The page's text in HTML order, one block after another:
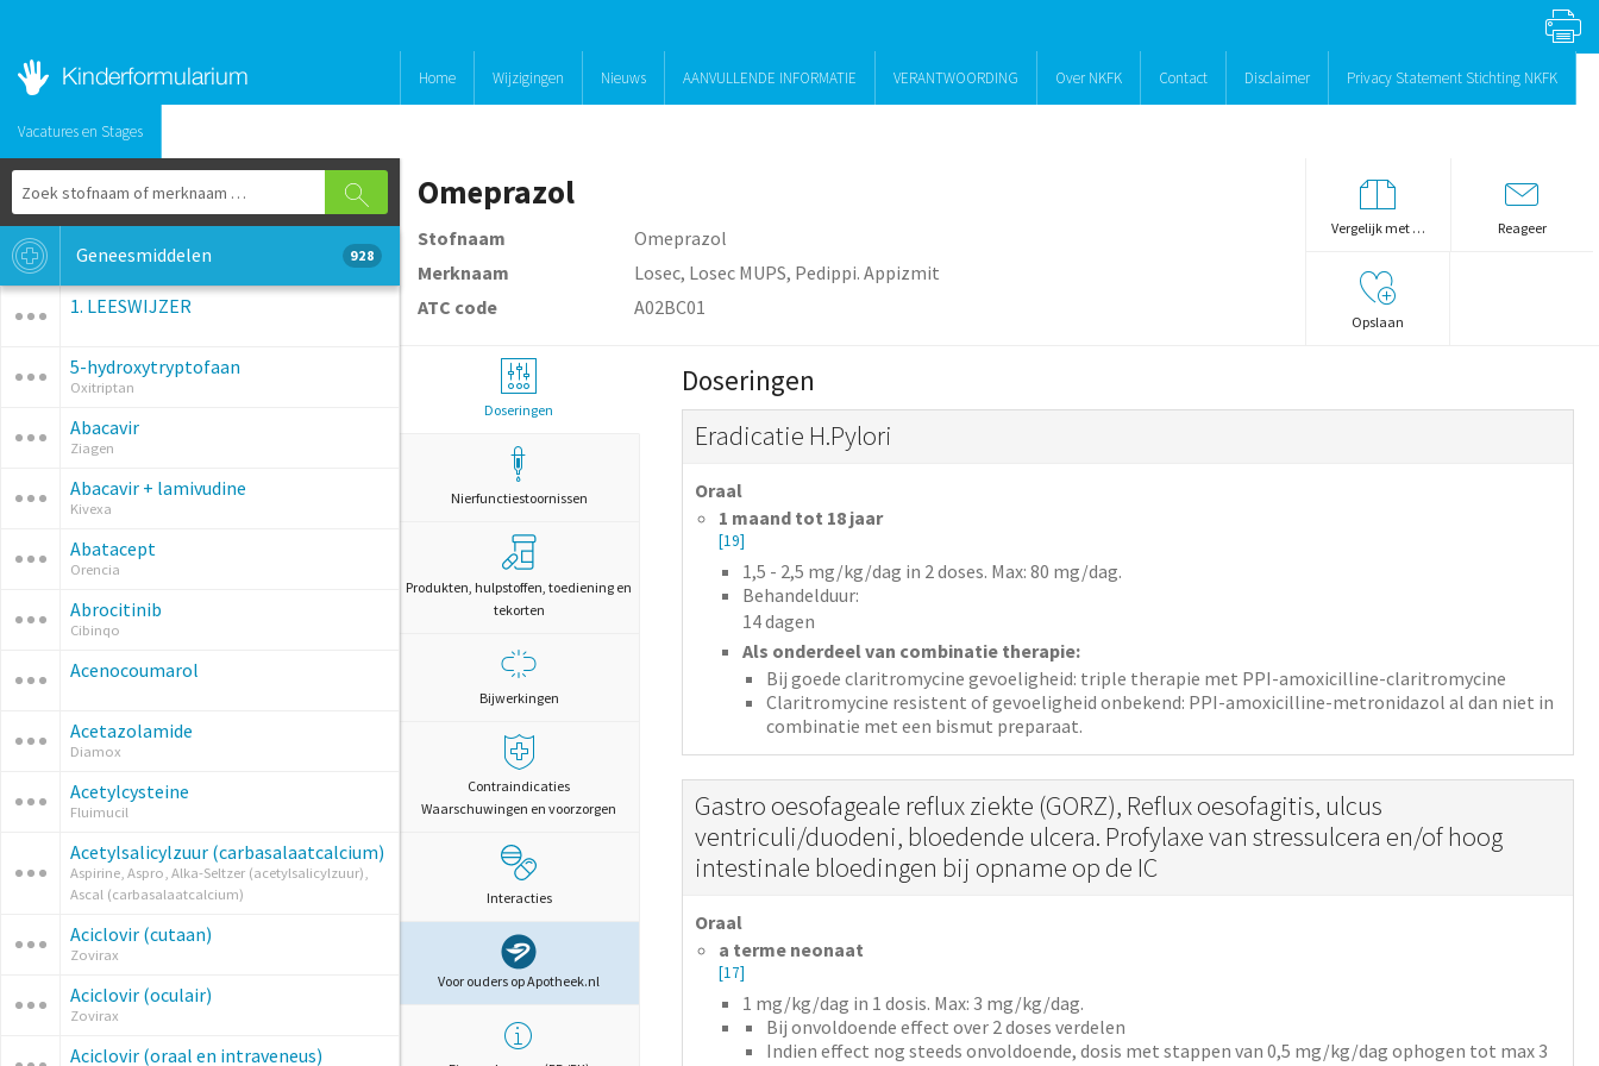
Home Wijzigingen Nieuws AANVULLENDE INFORMATIE VERANTWOORDING Over NKFK Contact Disclaimer Privacy Statement Stichting NKFK
Vacatures en Stages
Geneesmiddelen 928
1. LEESWIJZER
5-hydroxytryptofaan
Oxitriptan
Abacavir
Ziagen
Abacavir + lamivudine
Kivexa
Abatacept
Orencia
Abrocitinib
Cibinqo
Acenocoumarol
Acetazolamide
Diamox
Acetylcysteine
Fluimucil
Acetylsalicylzuur (carbasalaatcalcium)
Aspirine, Aspro, Alka-Seltzer (acetylsalicylzuur),
Ascal (carbasalaatcalcium)
Aciclovir (cutaan)
Zovirax
Aciclovir (oculair)
Zovirax
Aciclovir (oraal en intraveneus)
Omeprazol
Stofnaam
Omeprazol
Merknaam
Losec, Losec MUPS, Pedippi. Appizmit
ATC code
A02BC01
Vergelijk met … Reageer
Opslaan
Doseringen
Nierfunctiestoornissen
Produkten, hulpstoffen, toediening en
tekorten
Bijwerkingen
Contraindicaties
Waarschuwingen en voorzorgen
Interacties
Voor ouders op Apotheek.nl
Doseringen
Eradicatie H.Pylori
Oraal
1 maand tot 18 jaar
[19]
1,5 - 2,5 mg/kg/dag in 2 doses. Max: 80 mg/dag.
Behandelduur:
14 dagen
Als onderdeel van combinatie therapie:
Bij goede claritromycine gevoeligheid: triple therapie met PPI-amoxicilline-claritromycine
Claritromycine resistent of gevoeligheid onbekend: PPI-amoxicilline-metronidazol al dan niet in
combinatie met een bismut preparaat.
Gastro oesofageale reflux ziekte (GORZ), Reflux oesofagitis, ulcus
ventriculi/duodeni, bloedende ulcera. Profylaxe van stressulcera en/of hoog
intestinale bloedingen bij opname op de IC
Oraal
a terme neonaat
[17]
1 mg/kg/dag in 1 dosis. Max: 3 mg/kg/dag.
Bij onvoldoende effect over 2 doses verdelen
Indien effect nog steeds onvoldoende, dosis met stappen van 0,5 mg/kg/dag ophogen tot max 3